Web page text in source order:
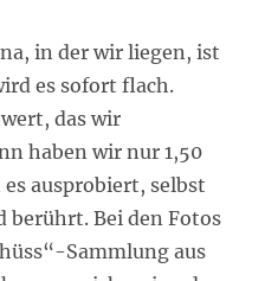
in der wir liegen, ist
es sofort flach.
das wir
haben wir nur 1,50
ausprobiert, selbst
berührt. Bei den Fotos
Sammlung aus